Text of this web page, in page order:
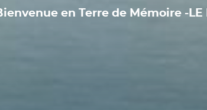
en Terre de Mémoire -LE